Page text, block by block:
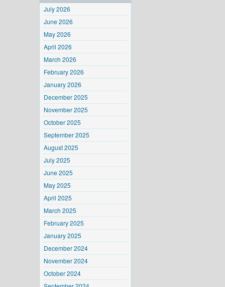
July 2026
June 2026
May 2026
April 2026
March 2026
February 2026
January 2026
December 2025
November 2025
October 2025
September 2025
August 2025
July 2025
June 2025
May 2025
April 2025
March 2025
February 2025
January 2025
December 2024
November 2024
October 2024